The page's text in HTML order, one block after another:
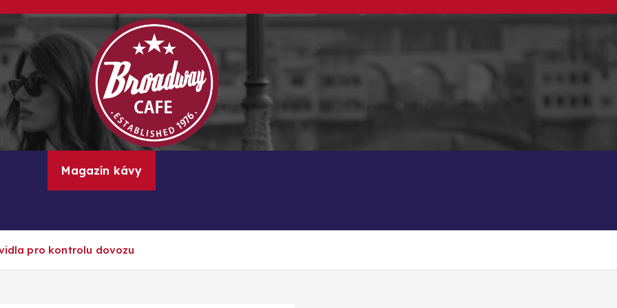
Kávové recepty, lifestyle a trendy inspirace
Magazín kávy
pro kontrolu dovozu